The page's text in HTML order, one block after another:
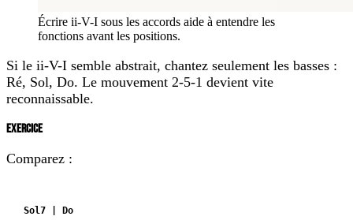
Écrire ii-V-I sous les accords aide à entendre les
fonctions avant les positions.
Si le ii-V-I semble abstrait, chantez seulement les basses :
Ré, Sol, Do. Le mouvement 2-5-1 devient vite
reconnaissable.
EXERCICE
Comparez :
Sol7 | Do